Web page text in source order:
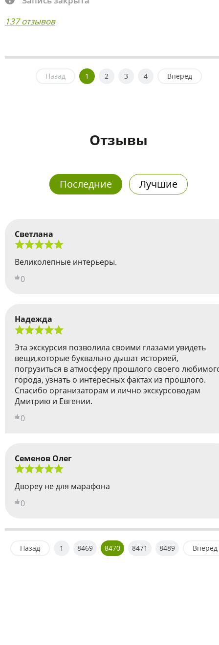
137 отзывов
Назад 1 2 3 4 Вперед
Отзывы
Последние Лучшие
Светлана
Великолепные интерьеры.
0
Надежда
Эта экскурсия позволила своими глазами увидеть
вещи,которые буквально дышат историей,
погрузиться в атмосферу прошлого своего
города, узнать о интересных фактах из прошлого.
Спасибо организаторам и лично экскурсоводам
Дмитрию и Евгении.
0
Семенов Олег
Двореу не для марафона
0
Назад 1 8469 8470 8471 8489 Вперед